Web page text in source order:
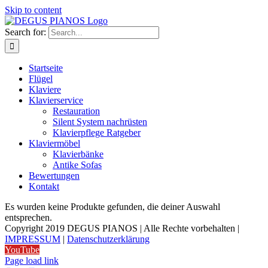
Skip to content
Search for:
Startseite
Flügel
Klaviere
Klavierservice
Restauration
Silent System nachrüsten
Klavierpflege Ratgeber
Klaviermöbel
Klavierbänke
Antike Sofas
Bewertungen
Kontakt
Es wurden keine Produkte gefunden, die deiner Auswahl
entsprechen.
Copyright 2019 DEGUS PIANOS | Alle Rechte vorbehalten |
IMPRESSUM | Datenschutzerklärung
YouTube
Page load link